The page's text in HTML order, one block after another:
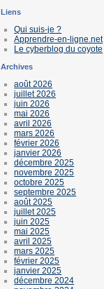
Liens
Qui suis-je ?
Apprendre-en-ligne.net
Le cyberblog du coyote
Archives
août 2026
juillet 2026
juin 2026
mai 2026
avril 2026
mars 2026
février 2026
janvier 2026
décembre 2025
novembre 2025
octobre 2025
septembre 2025
août 2025
juillet 2025
juin 2025
mai 2025
avril 2025
mars 2025
février 2025
janvier 2025
décembre 2024